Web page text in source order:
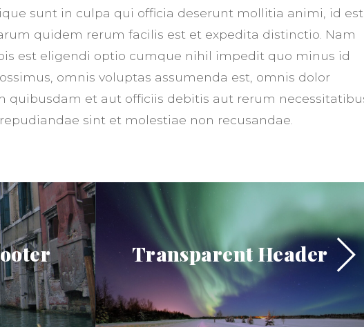
sunt in culpa qui officia deserunt mollitia animi, id est
quidem rerum facilis est et expedita distinctio. Nam
est eligendi optio cumque nihil impedit quo minus id
omnis voluptas assumenda est, omnis dolor
quibusdam et aut officiis debitis aut rerum
sint et molestiae non recusandae.
Transparent Header